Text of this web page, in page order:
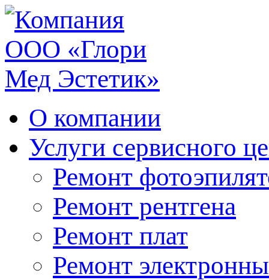
О компании
Услуги сервисного
Ремонт
Ремонт рентгена
Ремонт плат
Ремонт